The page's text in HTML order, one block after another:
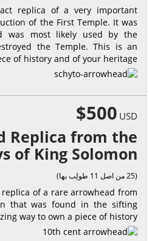
replica of a very important
of the First Temple. It was
was most likely used by the
the Temple. This is an
of history and of your heritage.
$500 USD
Replica from the
of King Solomon
(25 من اصل 11 طولِب بها)
of a rare arrowhead from
that was found in the sifting
way to own a piece of history.